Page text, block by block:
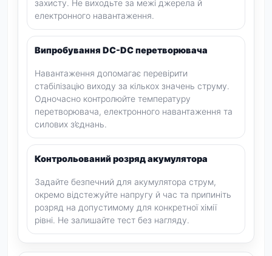
захисту. Не виходьте за межі джерела й
електронного навантаження.
Випробування DC-DC перетворювача
Навантаження допомагає перевірити
стабілізацію виходу за кількох значень струму.
Одночасно контролюйте температуру
перетворювача, електронного навантаження та
силових з’єднань.
Контрольований розряд акумулятора
Задайте безпечний для акумулятора струм,
окремо відстежуйте напругу й час та припиніть
розряд на допустимому для конкретної хімії
рівні. Не залишайте тест без нагляду.